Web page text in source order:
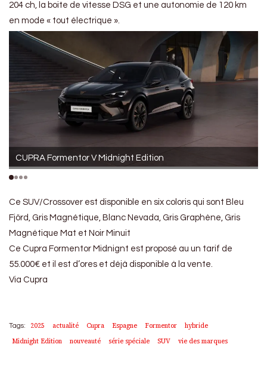
204 ch, la boite de vitesse DSG et une autonomie de 120 km
en mode « tout électrique ».
CUPRA Formentor V Midnight Edition
Ce SUV/Crossover est disponible en six coloris qui sont Bleu
Fjörd, Gris Magnétique, Blanc Nevada, Gris Graphène, Gris
Magnétique Mat et Noir Minuit
Ce Cupra Formentor Midnignt est proposé au un tarif de
55.000€ et il est d’ores et déjà disponible à la vente.
Via Cupra
Tags: 2025 actualité Cupra Espagne Formentor
hybride
Midnight Edition
nouveauté série spéciale SUV vie des marques